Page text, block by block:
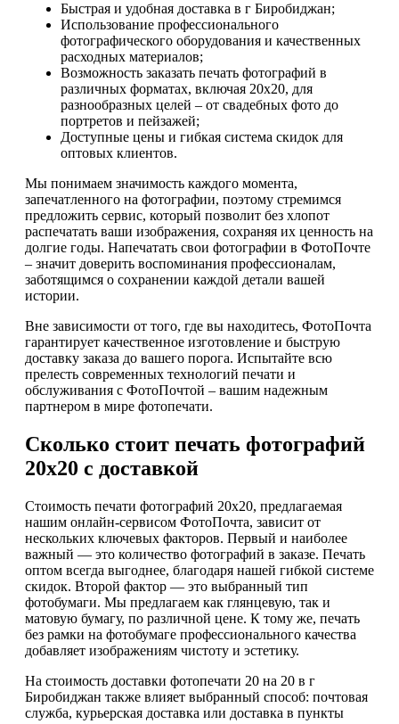
Быстрая и удобная доставка в г Биробиджан;
Использование профессионального
фотографического оборудования и качественных
расходных материалов;
Возможность заказать печать фотографий в
различных форматах, включая 20х20, для
разнообразных целей – от свадебных фото до
портретов и пейзажей;
Доступные цены и гибкая система скидок для
оптовых клиентов.
Мы понимаем значимость каждого момента,
запечатленного на фотографии, поэтому стремимся
предложить сервис, который позволит без хлопот
распечатать ваши изображения, сохраняя их ценность на
долгие годы. Напечатать свои фотографии в ФотоПочте
– значит доверить воспоминания профессионалам,
заботящимся о сохранении каждой детали вашей
истории.
Вне зависимости от того, где вы находитесь, ФотоПочта
гарантирует качественное изготовление и быструю
доставку заказа до вашего порога. Испытайте всю
прелесть современных технологий печати и
обслуживания с ФотоПочтой – вашим надежным
партнером в мире фотопечати.
Сколько стоит печать фотографий
20х20 с доставкой
Стоимость печати фотографий 20х20, предлагаемая
нашим онлайн-сервисом ФотоПочта, зависит от
нескольких ключевых факторов. Первый и наиболее
важный — это количество фотографий в заказе. Печать
оптом всегда выгоднее, благодаря нашей гибкой системе
скидок. Второй фактор — это выбранный тип
фотобумаги. Мы предлагаем как глянцевую, так и
матовую бумагу, по различной цене. К тому же, печать
без рамки на фотобумаге профессионального качества
добавляет изображениям чистоту и эстетику.
На стоимость доставки фотопечати 20 на 20 в г
Биробиджан также влияет выбранный способ: почтовая
служба, курьерская доставка или доставка в пункты